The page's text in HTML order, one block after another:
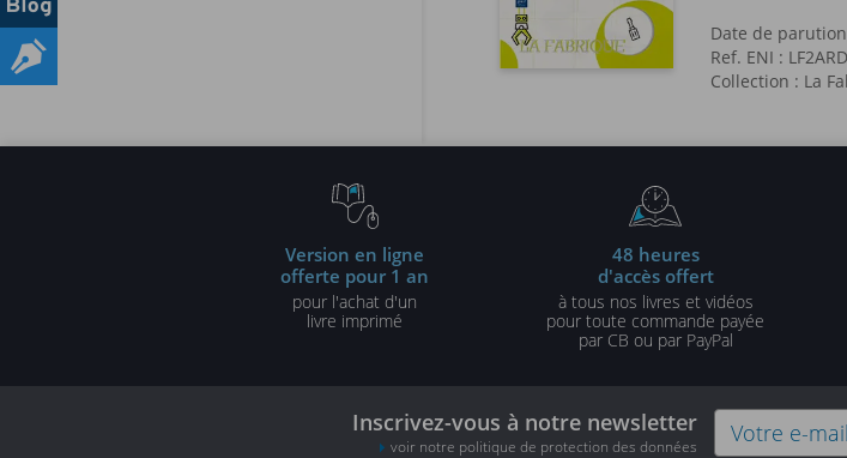
Date de
Ref. ENI :
Collection : La
Version en ligne
offerte pour 1 an
pour l'achat d'un
livre imprimé
48 heures
d'accès offert
à tous nos livres et vidéos
pour toute commande payée
par CB ou par PayPal
Inscrivez-vous à notre newsletter
voir notre politique de protection des données